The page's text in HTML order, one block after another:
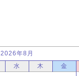
2026年8月
水 木 金